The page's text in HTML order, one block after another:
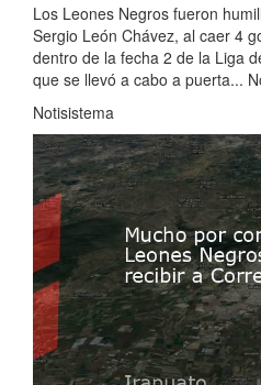
Los Leones Negros fueron
Sergio León Chávez, al caer 4
dentro de la fecha 2 de la Liga
que se llevó a cabo a puerta...
Notisistema